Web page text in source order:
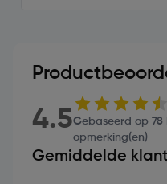
4.5Gebaseerd op 78
opmerking(en)
Gemiddelde